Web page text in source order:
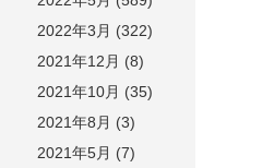
2022年3月 (322)
2021年12月 (8)
2021年10月 (35)
2021年8月 (3)
2021年5月 (7)